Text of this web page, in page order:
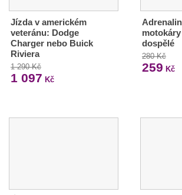
Jízda v americkém
veteránu: Dodge
Charger nebo Buick
Riviera
1 290 Kč
1 097 Kč
dospělé
280 Kč
259 Kč